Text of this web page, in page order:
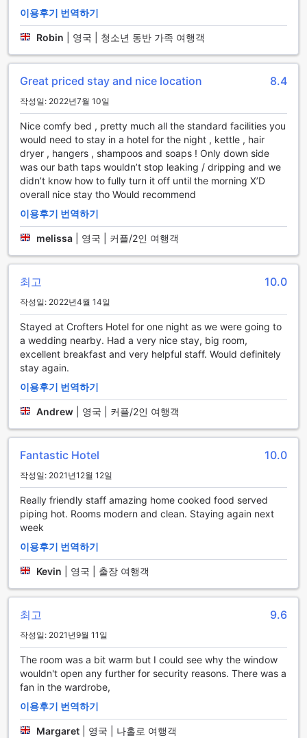
크로프터스 호텔의 편리한 편의 시설
크로프터스 호텔에서는 고객의 편안한 숙박을 위해 다양한 편
언제든지 객실에서 맛있는 식사를 즐길 수 있습니다. 바쁜 일정
속에서도 편리하게 음식을 주문할 수 있는 점은 여행객들에게
큰 장점이 됩니다.
또한, 전문적인 컨시어지 서비스가 있어 고객의 다양한 요구에
신속하게 대응합니다. 관광 정보 제공부터 예약 대행까지, 필요
한 모든 서비스를 제공받을 수 있어 여행의 편리함을 더해줍니
다. 호텔의 공용 공간에서는 무료 와이파이를 이용할 수 있어,
언제 어디서나 인터넷에 접속해 필요한 정보를 손쉽게 찾을 수
있습니다. 마지막으로, 수하물 보관 서비스가 제공되어 체크인
전이나 체크아웃 후에 짐을 안전하게 보관할 수 있어 더욱 여유
로운 여행이 가능합니다.
크로프터스 호텔은 포튼(랭커셔)에서 편안하고 원활한 이동을
내 무료 주차 공간은 여행객들에게 큰 장점으로 작용합니다. 차
량을 이용하는 손님들은 별도의 비용 부담 없이 안전하게 주차
할 수 있어, 여행의 시작과 끝을 더욱 편리하게 만들어 줍니다.
호텔의 주차 시설은 넓고 접근성이 뛰어나며, 모든 차량 유형을
수용할 수 있는 공간이 마련되어 있습니다. 이로 인해, 크로프터
스 호텔에 머무는 동안 자동차를 이용하여 주변 관광지나 상업
지역으로 쉽게 이동할 수 있습니다. 여행의 편리함을 더해주는
크로프터스 호텔의 교통 시설은 손님들이 더욱 즐거운 여행을
즐길 수 있도록 돕습니다.
크로프터스 호텔의 객실은 편안함과 현대적인 편의성을 갖춘
공간으로, 고객님들의 쾌적한 숙박을 위해 다양한 시설을 제공
합니다. 모든 객실에는 헤어 드라이어가 구비되어 있어, 여행 중
에도 손쉽게 스타일링을 할 수 있는 편리함을 제공합니다. 이를
통해 고객님들은 언제든지 자신감을 가지고 외출할 수 있습니
또한, 각 객실에는 커피 및 차를 즐길 수 있는 기계가 마련되어
있어, 아침에 상쾌한 커피 한 잔으로 하루를 시작하거나, 저녁에
편안한 차 한 잔으로 휴식을 취할 수 있습니다. 이러한 세심한
배려는 고객님들께 더욱 특별한 경험을 선사하며, 크로프터스
호텔에서의 숙박이 더욱 기억에 남는 순간이 될 것입니다.
크로프터스 호텔의 다채로운 다이닝 경험
크로프터스 호텔에서는 손님들에게 특별한 다이닝 경험을 제공
합니다. 호텔 내 레스토랑은 아늑하고 세련된 분위기 속에서 다
양한 요리를 즐길 수 있는 공간으로, 지역 특산물과 신선한 재료
를 활용한 메뉴가 준비되어 있습니다. 매일 제공되는 조식은 유
럽식 컨티넨탈 스타일로, 갓 구운 빵과 신선한 과일, 다양한 음
료가 마련되어 있어 아침을 풍성하게 시작할 수 있습니다.
이용후기 번역하기
Robin 영국 | 청소년 동반 가족 여행객
Great priced stay and nice location 8.4
작성일: 2022년7월 10일
Nice comfy bed , pretty much all the standard facilities you
would need to stay in a hotel for the night , kettle , hair
dryer , hangers , shampoos and soaps ! Only down side
was our bath taps wouldn’t stop leaking / dripping and we
didn’t know how to fully turn it off until the morning X’D
overall nice stay tho Would recommend
이용후기 번역하기
melissa 영국 | 커플/2인 여행객
최고 10.0
작성일: 2022년4월 14일
Stayed at Crofters Hotel for one night as we were going to
a wedding nearby. Had a very nice stay, big room,
excellent breakfast and very helpful staff. Would definitely
stay again.
이용후기 번역하기
Andrew 영국 | 커플/2인 여행객
Fantastic Hotel 10.0
작성일: 2021년12월 12일
Really friendly staff amazing home cooked food served
piping hot. Rooms modern and clean. Staying again next
week
이용후기 번역하기
Kevin 영국 | 출장 여행객
최고 9.6
작성일: 2021년9월 11일
The room was a bit warm but I could see why the window
wouldn't open any further for security reasons. There was a
fan in the wardrobe,
이용후기 번역하기
Margaret 영국 | 나홀로 여행객